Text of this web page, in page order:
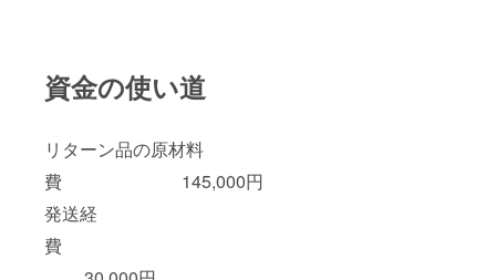
資金の使い道
リターン品の原材料
費 145,000円
発送経
費